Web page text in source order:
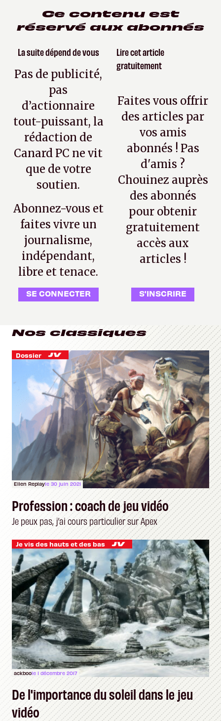
Ce contenu est
réservé aux abonnés
La suite dépend de vous
Pas de publicité,
pas
d’actionnaire
tout-puissant, la
rédaction de
Canard PC ne vit
que de votre
soutien.
Abonnez-vous et
faites vivre un
journalisme,
indépendant,
libre et tenace.
SE CONNECTER
Lire cet article
gratuitement
Faites vous offrir
des articles par
vos amis
abonnés ! Pas
d'amis ?
Chouinez auprès
des abonnés
pour obtenir
gratuitement
accès aux
articles !
S'INSCRIRE
Nos classiques
Dossier
Ellen Replayle 30 juin 2021
Profession : coach de jeu vidéo
Je peux pas, j’ai cours particulier sur Apex
Je vis des hauts et des bas
ackboole 1 décembre 2017
De l'importance du soleil dans le jeu
vidéo